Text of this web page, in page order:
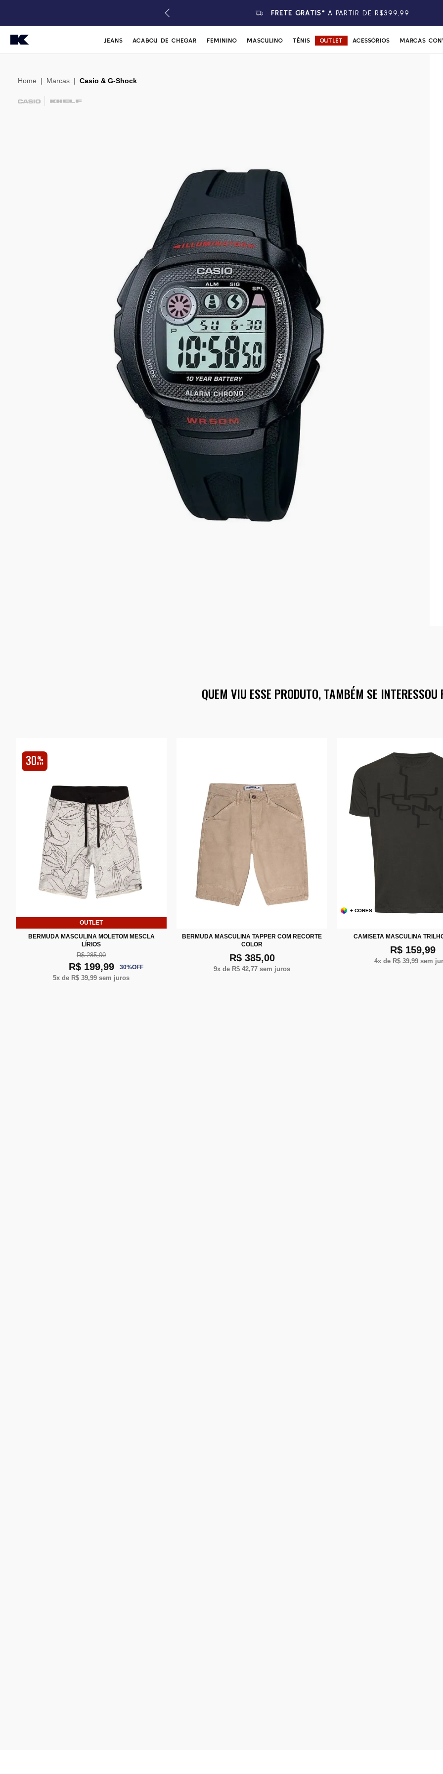
FRETE GRÁTIS* A PARTIR DE R$399,99
JEANS ACABOU DE CHEGAR FEMININO MASCULINO TÊNIS OUTLET ACESSÓRIOS MARCAS
Home | Marcas | Casio & G-Shock
QUEM VIU ESSE PRODUTO, TAMBÉM SE INTERESSOU
30%
OFF
OUTLET
BERMUDA MASCULINA MOLETOM MESCLA
LÍRIOS
R$ 285,00
R$ 199,99 30%OFF
5x de R$ 39,99 sem juros
BERMUDA MASCULINA TAPPER COM RECORTE
COLOR
R$ 385,00
9x de R$ 42,77 sem juros
+ CORES
CAMISETA MASCULINA
R$ 159,99
4x de R$ 39,99 sem
P M G XG